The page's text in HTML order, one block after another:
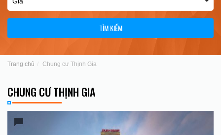
TÌM KIẾM
Trang chủ Chung cư Thịnh Gia
CHUNG CƯ THỊNH GIA